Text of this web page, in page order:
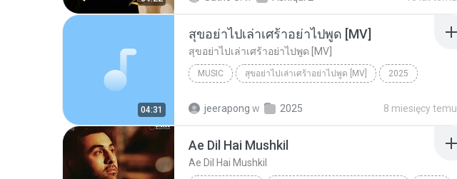
04:31
สุขอย่าไปเล่าเศร้าอย่าไปพูด [MV]
สุขอย่าไปเล่าเศร้าอย่าไปพูด [MV]
MUSIC สุขอย่าไปเล่าเศร้าอย่าไปพูด [MV] 2025
jeerapong w 2025 8 miesięcy temu
Ae Dil Hai Mushkil
Ae Dil Hai Mushkil